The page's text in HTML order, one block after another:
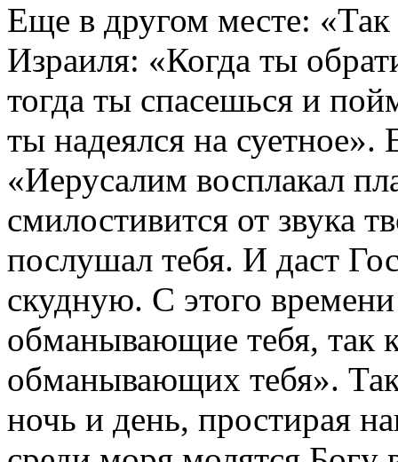
Еще в другом месте: «Так
Израиля: «Когда ты
тогда ты спасешься и
ты надеялся на
«Иерусалим восплакал
смилостивится от звука
послушал тебя. И даст
скудную. С этого
обманывающие тебя, так
обманывающих тебя».
ночь и день, простирая